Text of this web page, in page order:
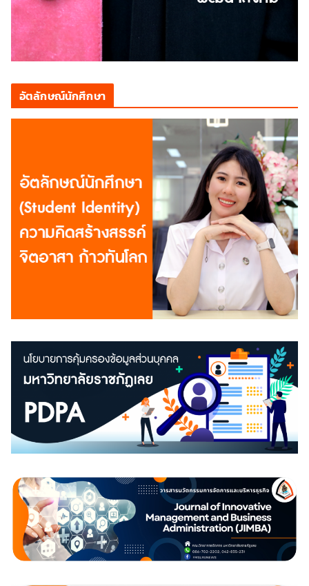
อัตลักษณ์นักศึกษา